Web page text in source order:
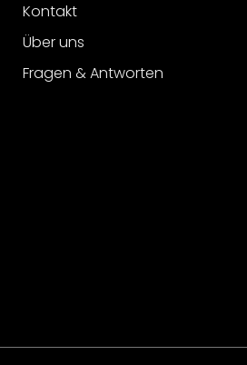
Kontakt
Über uns
Fragen & Antworten